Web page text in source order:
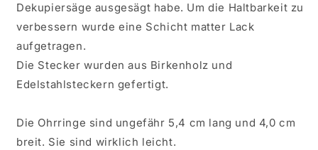
Dekupiersäge ausgesägt habe. Um die Haltbarkeit zu
verbessern wurde eine Schicht matter Lack
aufgetragen.
Die Stecker wurden aus Birkenholz und
Edelstahlsteckern gefertigt.
Die Ohrringe sind ungefähr 5,4 cm lang und 4,0 cm
breit. Sie sind wirklich leicht.